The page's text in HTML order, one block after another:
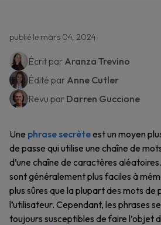
publié le mars 04, 2024
Écrit par Aranza Trevino
Édité par Anne Cutler
Revu par Darren Guccione
Une phrase secrèteest un moyen
de passe qui utilise une chaîne de
d’une chaîne de caractères
sont généralement plus faciles à
plus sûres que la plupart des mots de
l’utilisateur. Cependant, les phrases
toujours susceptibles de faire l’objet